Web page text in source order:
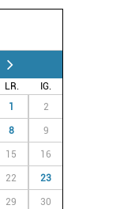
LR.
IG.
1 2
8 9
15 16
22 23
29 30